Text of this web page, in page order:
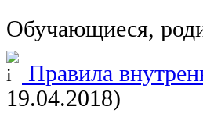
Обучающиеся,
Правила
19.04.2018)